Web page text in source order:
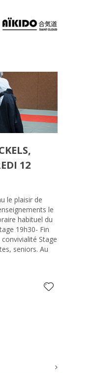
12
le plaisir de
le
habituel du
19h30- Fin
Stage
seniors. Au